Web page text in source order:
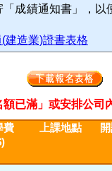
「成績通知書」，以
建造業)證書表格
已滿」或安排公
費
上課地點